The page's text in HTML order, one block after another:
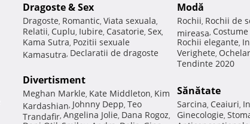
Dragoste & Sex
Dragoste, Romantic, Viata sexuala,
Relatii, Cuplu, Iubire, Casatorie, Sex,
Kama Sutra, Pozitii sexuale
Kamasutra, Declaratii de dragoste
Divertisment
Meghan Markle, Kate Middleton, Kim
Kardashian, Johnny Depp, Teo
Trandafir, Angelina Jolie, Dana Rogoz,
Modă
Rochii, Rochii de
mireasa,
Rochii elegante,
Verighete,
Tendinte 2020
Sănătate
Sarcina, Ceaiuri,
Ginecologie,